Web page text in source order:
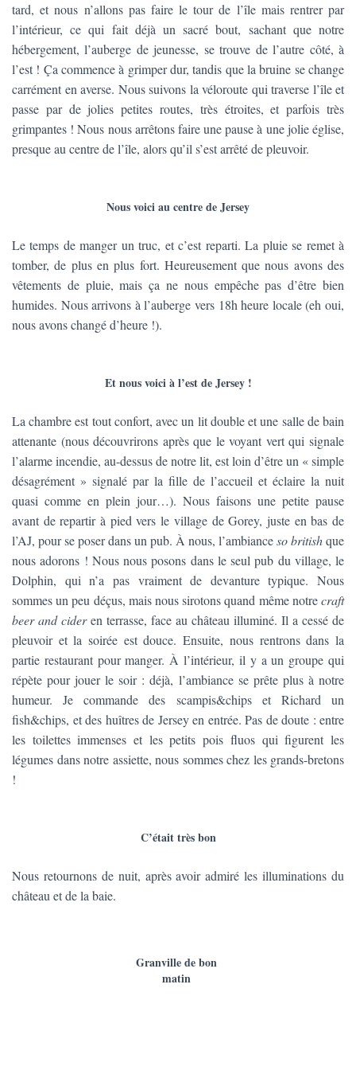
tard, et nous n’allons pas faire le tour de l’île mais rentrer par
l’intérieur, ce qui fait déjà un sacré bout, sachant que notre
hébergement, l’auberge de jeunesse, se trouve de l’autre côté, à
l’est ! Ça commence à grimper dur, tandis que la bruine se change
carrément en averse. Nous suivons la véloroute qui traverse l’île et
passe par de jolies petites routes, très étroites, et parfois très
grimpantes ! Nous nous arrêtons faire une pause à une jolie église,
presque au centre de l’île, alors qu’il s’est arrêté de pleuvoir.
Nous voici au centre de Jersey
Le temps de manger un truc, et c’est reparti. La pluie se remet à
tomber, de plus en plus fort. Heureusement que nous avons des
vêtements de pluie, mais ça ne nous empêche pas d’être bien
humides. Nous arrivons à l’auberge vers 18h heure locale (eh oui,
nous avons changé d’heure !).
Et nous voici à l’est de Jersey !
La chambre est tout confort, avec un lit double et une salle de bain
attenante (nous découvrirons après que le voyant vert qui signale
l’alarme incendie, au-dessus de notre lit, est loin d’être un « simple
désagrément » signalé par la fille de l’accueil et éclaire la nuit
quasi comme en plein jour…). Nous faisons une petite pause
avant de repartir à pied vers le village de Gorey, juste en bas de
l’AJ, pour se poser dans un pub. À nous, l’ambianceso britishque
nous adorons ! Nous nous posons dans le seul pub du village, le
Dolphin, qui n’a pas vraiment de devanture typique. Nous
sommes un peu déçus, mais nous sirotons quand même notrecraft
beer and cideren terrasse, face au château illuminé. Il a cessé de
pleuvoir et la soirée est douce. Ensuite, nous rentrons dans la
partie restaurant pour manger. À l’intérieur, il y a un groupe qui
répète pour jouer le soir : déjà, l’ambiance se prête plus à notre
humeur. Je commande des scampis&chips et Richard un
fish&chips, et des huîtres de Jersey en entrée. Pas de doute : entre
les toilettes immenses et les petits pois fluos qui figurent les
légumes dans notre assiette, nous sommes chez les grands-bretons
!
C’était très bon
Nous retournons de nuit, après avoir admiré les illuminations du
château et de la baie.
Granville de bon
matin